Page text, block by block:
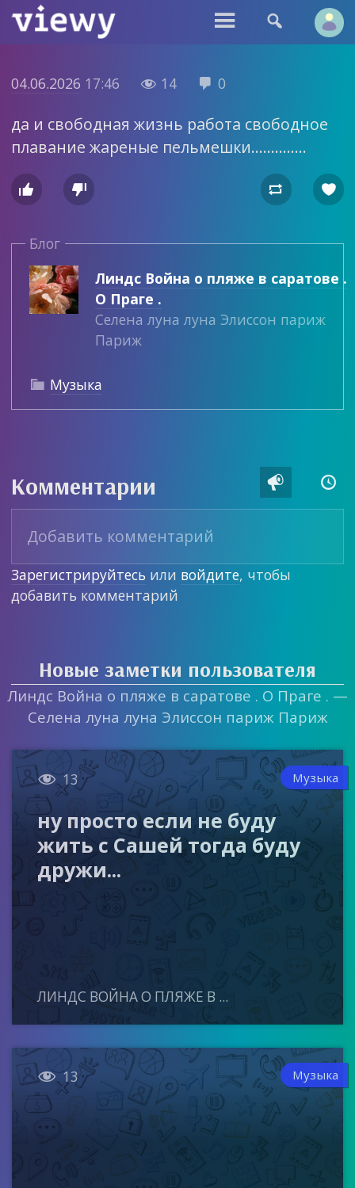
 
04.06.2026 17:46  14  0
да и свободная жизнь работа свободное
плавание жареные пельмешки…………..
   
Блог
Линдс Война о пляже в саратове .
О Праге .
Селена луна луна Элиссон париж
Париж
 Музыка
Комментарии  
Зарегистрируйтесь или войдите, чтобы
добавить комментарий
Новые заметки пользователя
Линдс Война о пляже в саратове . О Праге . —
Селена луна луна Элиссон париж Париж
 13 Музыка
ну просто если не буду
жить с Сашей тогда буду
дружи...
ЛИНДС ВОЙНА О ПЛЯЖЕ В ...
 13 Музыка